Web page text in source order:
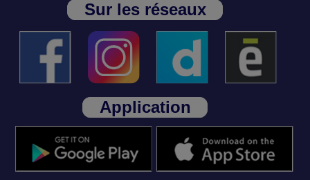
Sur les réseaux
Application